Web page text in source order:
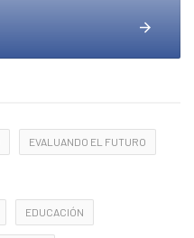
EVALUANDO EL FUTURO
EDUCACIÓN